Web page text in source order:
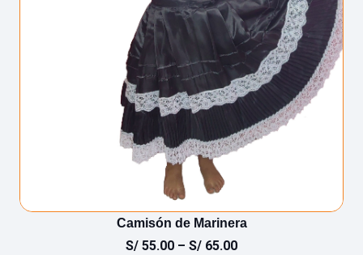
Camisón de Marinera
S/ 55.00 – S/ 65.00